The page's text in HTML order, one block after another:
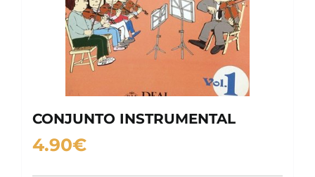
CONJUNTO INSTRUMENTAL
4.90€